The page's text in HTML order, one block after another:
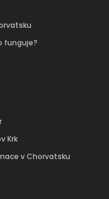
funguje?
Krk
v Chorvatsku